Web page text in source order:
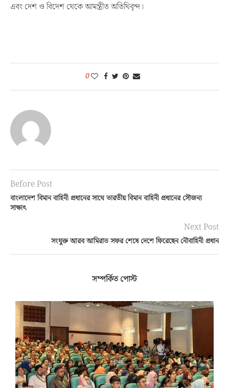
এবং দেশ ও বিদেশ থেকে আমন্ত্রীত অতিথিবৃন্দ।
0
Before Post
বাংলাদেশ বিমান বাহিনী প্রধানের সাথে ভারতীয় বিমান বাহিনী প্রধানের সৌজন্য
সাক্ষাৎ
Next Post
সংযুক্ত আরব আমিরাত সফর শেষে দেশে ফিরেছেন নৌবাহিনী প্রধান
সম্পর্কিত পোস্ট